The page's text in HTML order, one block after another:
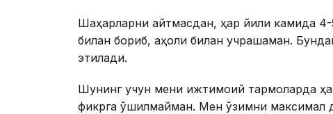
Шаҳарларни айтмасдан, ҳар йили камида 4-
билан бориб, аҳоли билан учрашаман.
этилади.
Шунинг учун мени ижтимоий тармоқларда
фикрга қўшилмайман. Мен ўзимни максимал